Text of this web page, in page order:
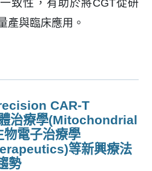
致性，有助於將CGT從研
產與臨床應用。
CAR-T
治療學(Mitochondrial
電子治療學
等新興療法
勢